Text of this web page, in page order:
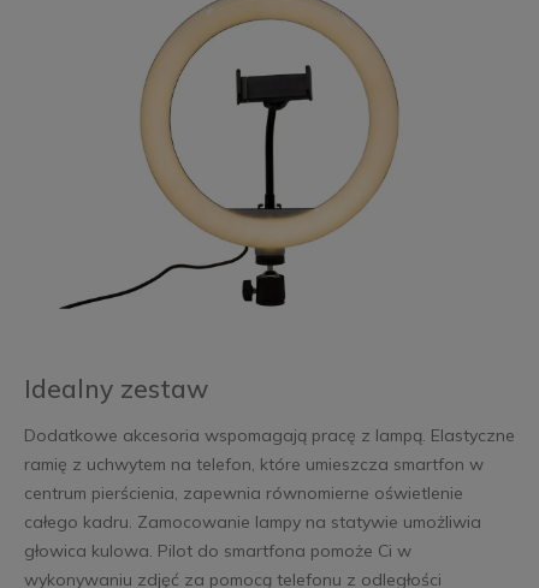
Idealny zestaw
Dodatkowe akcesoria wspomagają pracę z lampą. Elastyczne
ramię z uchwytem na telefon, które umieszcza smartfon w
centrum pierścienia, zapewnia równomierne oświetlenie
całego kadru. Zamocowanie lampy na statywie umożliwia
głowica kulowa. Pilot do smartfona pomoże Ci w
wykonywaniu zdjęć za pomocą telefonu z odległości